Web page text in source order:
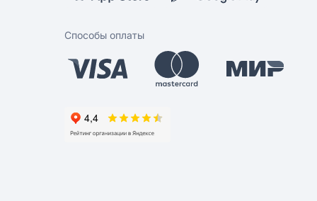
Способы оплаты